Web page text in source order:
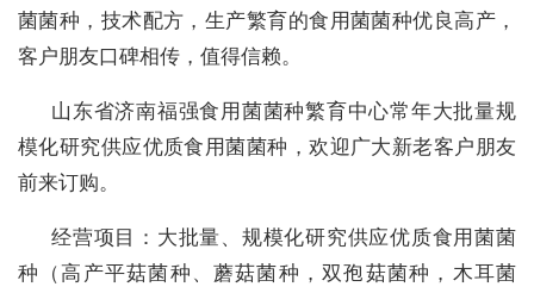
菌菌种，技术配方，生产繁育的食用菌菌种优良高产，
客户朋友口碑相传，值得信赖。
山东省济南福强食用菌菌种繁育中心常年大批量规
模化研究供应优质食用菌菌种，欢迎广大新老客户朋友
前来订购。
经营项目：大批量、规模化研究供应优质食用菌菌
种（高产平菇菌种、蘑菇菌种，双孢菇菌种，木耳菌